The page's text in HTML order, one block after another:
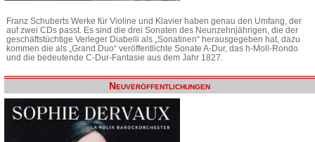
Franz Schuberts Werke für Violine und Klavier haben genau den Umfang, der
auf zwei CDs passt. Es sind die drei Sonaten des Neunzehnjährigen, die der
geschäftstüchtige Verleger Diabelli als „Sonatinen“ herausgegeben hat, dazu
kommen die als „Grand Duo“ veröffentlichte Sonate A-Dur, das h-Moll-Rondo
und die bedeutende C-Dur-Fantasie aus dem Jahr 1827.
Neuveröffentlichungen